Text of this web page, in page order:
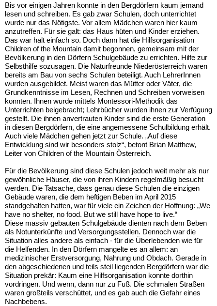
Bis vor einigen Jahren konnte in den Bergdörfern kaum jemand
lesen und schreiben. Es gab zwar Schulen, doch unterrichtet
wurde nur das Nötigste. Vor allem Mädchen waren hier kaum
anzutreffen. Für sie galt: das Haus hüten und Kinder erziehen.
Das war halt einfach so. Doch dann hat die Hilfsorganisation
Children of the Mountain damit begonnen, gemeinsam mit der
Bevölkerung in den Dörfern Schulgebäude zu errichten. Hilfe zur
Selbsthilfe sozusagen. Die Naturfreunde Niederösterreich waren
bereits am Bau von sechs Schulen beteiligt. Auch LehrerInnen
wurden ausgebildet. Meist waren das Mütter oder Väter, die
Grundkenntnisse im Lesen, Rechnen und Schreiben vorweisen
konnten. Ihnen wurde mittels Montessori-Methodik das
Unterrichten beigebracht; Lehrbücher wurden ihnen zur Verfügung
gestellt. Die ihnen anvertrauten Kinder sind die erste Generation
in diesen Bergdörfern, die eine angemessene Schulbildung erhält.
Auch viele Mädchen gehen jetzt zur Schule. „Auf diese
Entwicklung sind wir besonders stolz“, betont Brian Matthew,
Leiter von Children of the Mountain Österreich.
Für die Bevölkerung sind diese Schulen jedoch weit mehr als nur
gewöhnliche Häuser, die von ihren Kindern regelmäßig besucht
werden. Die Tatsache, dass genau diese Schulen die einzigen
Gebäude waren, die dem heftigen Beben im April 2015
standgehalten hatten, war für viele ein Zeichen der Hoffnung: „We
have no shelter, no food. But we still have hope to live.“
Diese massiv gebauten Schulgebäude dienten nach dem Beben
als Notunterkünfte und Versorgungsstellen. Dennoch war die
Situation alles andere als einfach - für die Überlebenden wie für
die Helfenden. In den Dörfern mangelte es an allem: an
medizinischer Erstversorgung, Nahrung und Obdach. Gerade in
den abgeschiedenen und teils steil liegenden Bergdörfern war die
Situation prekär: Kaum eine Hilfsorganisation konnte dorthin
vordringen. Und wenn, dann nur zu Fuß. Die schmalen Straßen
waren großteils verschüttet, und es gab auch die Gefahr eines
Nachbebens.